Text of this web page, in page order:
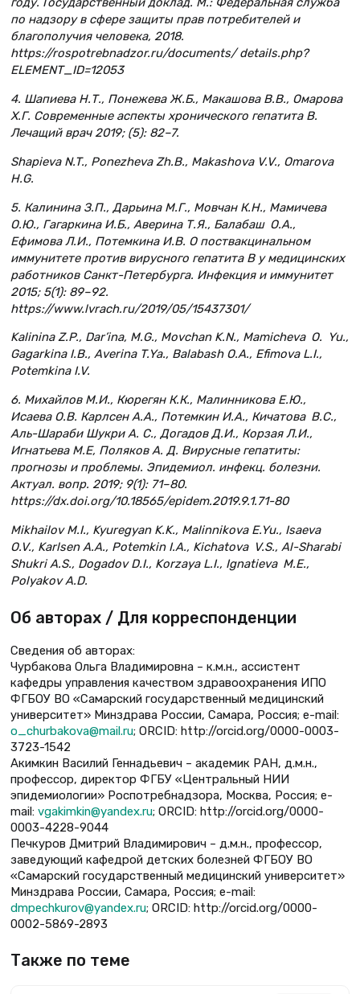
по надзору в сфере защиты прав потребителей и
благополучия человека, 2018.
https://rospotrebnadzor.ru/documents/ details.php?
ELEMENT_ID=12053
4. Шапиева Н.Т., Понежева Ж.Б., Макашова В.В., Омарова
Х.Г. Современные аспекты хронического гепатита В.
Лечащий врач 2019; (5): 82–7.
Shapieva N.T., Ponezheva Zh.B., Makashova V.V., Omarova
H.G.
5. Калинина З.П., Дарьина М.Г., Мовчан К.Н., Мамичева
О.Ю., Гагаркина И.Б., Аверина Т.Я., Балабаш О.А.,
Ефимова Л.И., Потемкина И.В. О поствакцинальном
иммунитете против вирусного гепатита В у медицинских
работников Санкт-Петербурга. Инфекция и иммунитет
2015; 5(1): 89–92.
https://www.lvrach.ru/2019/05/15437301/
Kalinina Z.P., Dar’ina, M.G., Movchan K.N., Mamicheva O. Yu.,
Gagarkina I.B., Averina T.Ya., Balabash O.A., Efimova L.I.,
Potemkina I.V.
6. Михайлов М.И., Кюрегян К.К., Малинникова Е.Ю.,
Исаева О.В. Карлсен А.А., Потемкин И.А., Кичатова В.С.,
Аль-Шараби Шукри А. C., Догадов Д.И., Корзая Л.И.,
Игнатьева М.Е, Поляков А. Д. Вирусные гепатиты:
прогнозы и проблемы. Эпидемиол. инфекц. болезни.
Актуал. вопр. 2019; 9(1): 71–80.
https://dx.doi.org/10.18565/epidem.2019.9.1.71-80
Mikhailov M.I., Kyuregyan K.K., Malinnikova E.Yu., Isaeva
O.V., Karlsen A.A., Potemkin I.А., Kichatova V.S., Al-Sharabi
Shukri A.S., Dogadov D.I., Korzaya L.I., Ignatieva M.E.,
Polyakov A.D.
Об авторах / Для корреспонденции
Сведения об авторах:
Чурбакова Ольга Владимировна – к.м.н., ассистент
кафедры управления качеством здравоохранения ИПО
ФГБОУ ВО «Самарский государственный медицинский
университет» Минздрава России, Самара, Россия; е-mail:
o_churbakova@mail.ru; ORCID: http://orcid.org/0000-0003-
3723-1542
Акимкин Василий Геннадьевич – академик РАН, д.м.н.,
профессор, директор ФГБУ «Центральный НИИ
эпидемиологии» Роспотребнадзора, Москва, Россия; е-
mail: vgakimkin@yandex.ru; ORCID: http://orcid.org/0000-
0003-4228-9044
Печкуров Дмитрий Владимирович – д.м.н., профессор,
заведующий кафедрой детских болезней ФГБОУ ВО
«Самарский государственный медицинский университет»
Минздрава России, Самара, Россия; е-mail:
dmpechkurov@yandex.ru; ORCID: http://orcid.org/0000-
0002-5869-2893
Также по теме